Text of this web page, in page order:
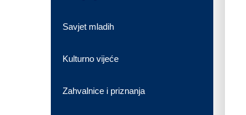
Savjet mladih
Kulturno vijeće
Zahvalnice i priznanja